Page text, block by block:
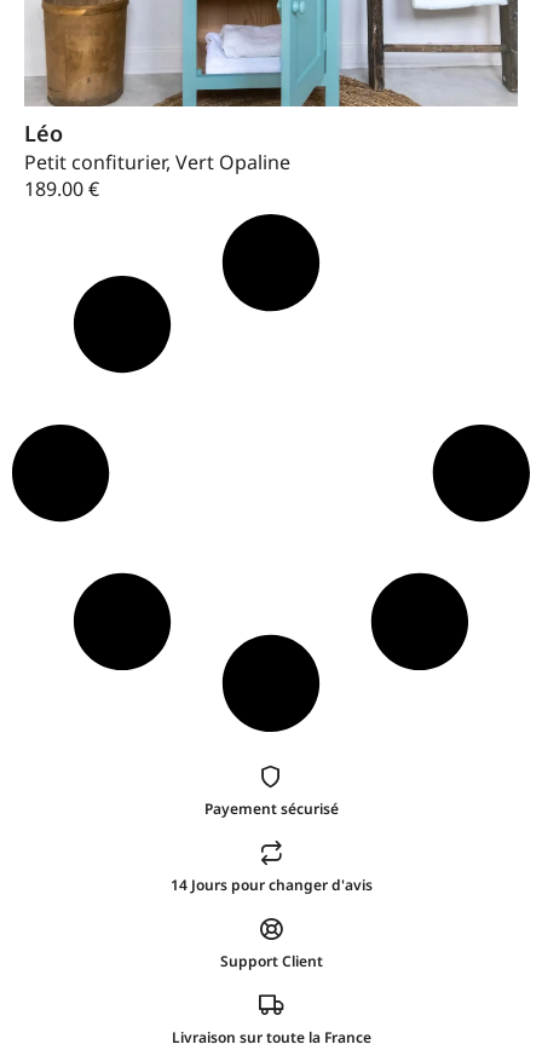
Léo
Petit confiturier, Vert Opaline
189.00€
Payement sécurisé
14 Jours pour changer d'avis
Support Client
Livraison sur toute la France